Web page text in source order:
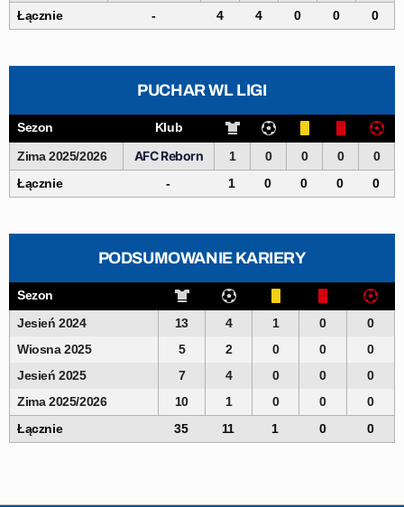
Łącznie
- 4 4 0 0 0
PUCHAR WL LIGI
Sezon
Klub
Zima 2025/2026
AFC Reborn 1 0 0 0
0
Łącznie
- 1 0 0 0 0
PODSUMOWANIE KARIERY
Sezon
Jesień 2024
13 4 1 0
0
Wiosna 2025
5 2 0 0
0
Jesień 2025
7 4 0 0
0
Zima 2025/2026
10 1 0 0
0
Łącznie
35 11 1 0 0